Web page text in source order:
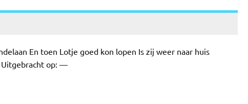
En toen Lotje goed kon lopen Is zij weer naar huis
op: —